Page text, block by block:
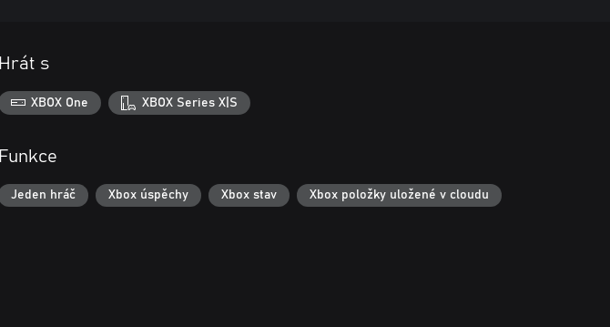
Hrát s
XBOX One XBOX Series X|S
Funkce
Jeden hráč Xbox úspěchy Xbox stav Xbox položky uložené v cloudu